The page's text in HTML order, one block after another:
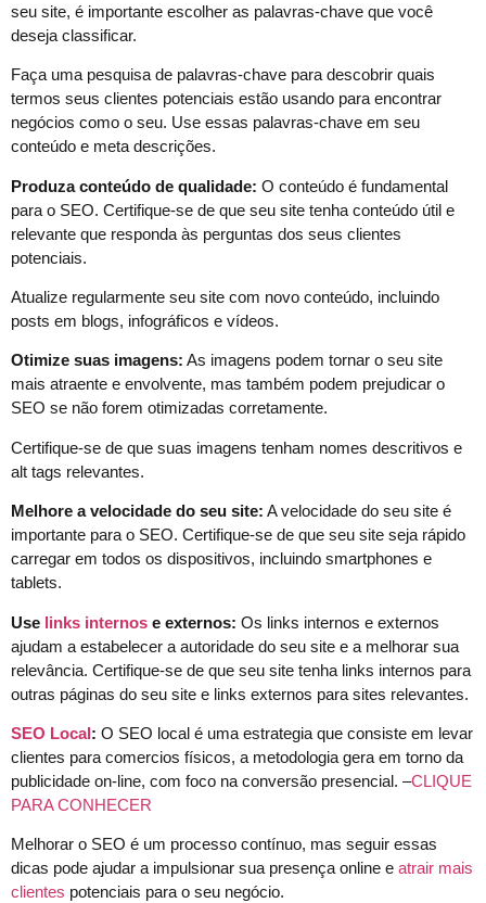
seu site, é importante escolher as palavras-chave que você
deseja classificar.
Faça uma pesquisa de palavras-chave para descobrir quais
termos seus clientes potenciais estão usando para encontrar
negócios como o seu. Use essas palavras-chave em seu
conteúdo e meta descrições.
Produza conteúdo de qualidade: O conteúdo é fundamental
para o SEO. Certifique-se de que seu site tenha conteúdo útil e
relevante que responda às perguntas dos seus clientes
potenciais.
Atualize regularmente seu site com novo conteúdo, incluindo
posts em blogs, infográficos e vídeos.
Otimize suas imagens: As imagens podem tornar o seu site
mais atraente e envolvente, mas também podem prejudicar o
SEO se não forem otimizadas corretamente.
Certifique-se de que suas imagens tenham nomes descritivos e
alt tags relevantes.
Melhore a velocidade do seu site: A velocidade do seu site é
importante para o SEO. Certifique-se de que seu site seja rápido
carregar em todos os dispositivos, incluindo smartphones e
tablets.
Use links internos e externos: Os links internos e externos
ajudam a estabelecer a autoridade do seu site e a melhorar sua
relevância. Certifique-se de que seu site tenha links internos para
outras páginas do seu site e links externos para sites relevantes.
SEO Local: O SEO local é uma estrategia que consiste em levar
clientes para comercios físicos, a metodologia gera em torno da
publicidade on-line, com foco na conversão presencial. –CLIQUE
PARA CONHECER
Melhorar o SEO é um processo contínuo, mas seguir essas
dicas pode ajudar a impulsionar sua presença online e atrair mais
clientes potenciais para o seu negócio.